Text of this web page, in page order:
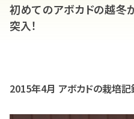
初めてのアボカドの越冬
突入！
2015年4月 アボカドの栽培記